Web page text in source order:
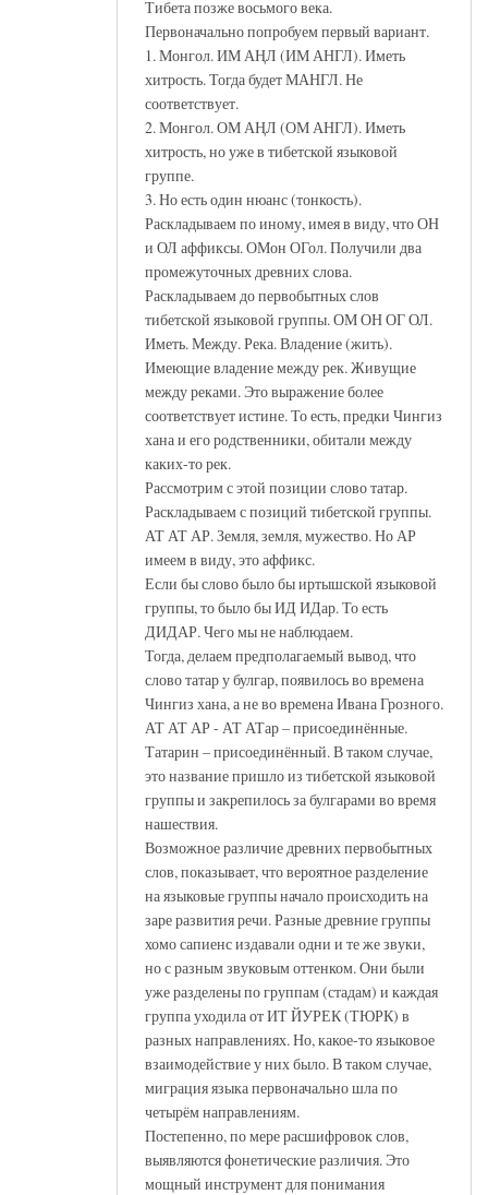
Тибета позже восьмого века.
Первоначально попробуем первый вариант.
1. Монгол. ИМ АҢЛ (ИМ АНГЛ). Иметь
хитрость. Тогда будет МАНГЛ. Не
соответствует.
2. Монгол. ОМ АҢЛ (ОМ АНГЛ). Иметь
хитрость, но уже в тибетской языковой
группе.
3. Но есть один нюанс (тонкость).
Раскладываем по иному, имея в виду, что ОН
и ОЛ аффиксы. ОМон ОГол. Получили два
промежуточных древних слова.
Раскладываем до первобытных слов
тибетской языковой группы. ОМ ОН ОГ ОЛ.
Иметь. Между. Река. Владение (жить).
Имеющие владение между рек. Живущие
между реками. Это выражение более
соответствует истине. То есть, предки Чингиз
хана и его родственники, обитали между
каких-то рек.
Рассмотрим с этой позиции слово татар.
Раскладываем с позиций тибетской группы.
АТ АТ АР. Земля, земля, мужество. Но АР
имеем в виду, это аффикс.
Если бы слово было бы иртышской языковой
группы, то было бы ИД ИДар. То есть
ДИДАР. Чего мы не наблюдаем.
Тогда, делаем предполагаемый вывод, что
слово татар у булгар, появилось во времена
Чингиз хана, а не во времена Ивана Грозного.
АТ АТ АР - АТ АТар – присоединённые.
Татарин – присоединённый. В таком случае,
это название пришло из тибетской языковой
группы и закрепилось за булгарами во время
нашествия.
Возможное различие древних первобытных
слов, показывает, что вероятное разделение
на языковые группы начало происходить на
заре развития речи. Разные древние группы
хомо сапиенс издавали одни и те же звуки,
но с разным звуковым оттенком. Они были
уже разделены по группам (стадам) и каждая
группа уходила от ИТ ЙУРЕК (ТЮРК) в
разных направлениях. Но, какое-то языковое
взаимодействие у них было. В таком случае,
миграция языка первоначально шла по
четырём направлениям.
Постепенно, по мере расшифровок слов,
выявляются фонетические различия. Это
мощный инструмент для понимания